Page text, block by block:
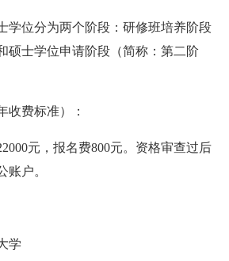
学位分为两个阶段： 研修班培养阶段
硕士学位申请阶段（简称 ： 第二阶
收费标准）：
元，报名费800元。资格审查过后
账户。
学